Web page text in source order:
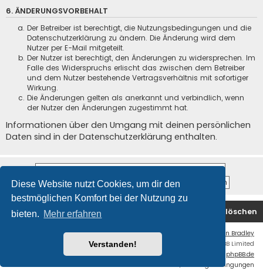
Diese Website nutzt Cookies, um dir den
bestmöglichen Komfort bei der Nutzung zu
bieten. Mehr erfahren
Verstanden!
6. ÄNDERUNGSVORBEHALT
Der Betreiber ist berechtigt, die Nutzungsbedingungen und die
Datenschutzerklärung zu ändern. Die Änderung wird dem
Nutzer per E-Mail mitgeteilt.
Der Nutzer ist berechtigt, den Änderungen zu widersprechen. Im
Falle des Widerspruchs erlischt das zwischen dem Betreiber
und dem Nutzer bestehende Vertragsverhältnis mit sofortiger
Wirkung.
Die Änderungen gelten als anerkannt und verbindlich, wenn
der Nutzer den Änderungen zugestimmt hat.
Informationen über den Umgang mit deinen persönlichen
Daten sind in der Datenschutzerklärung enthalten.
Startseite Foren-Übersicht Alle Cookies löschen
Ian Bradley
Powered byphpBB
® Forum Software © phpBB Limited
Deutsche Übersetzung durch phpBB.de
Nutzungsbedingungen